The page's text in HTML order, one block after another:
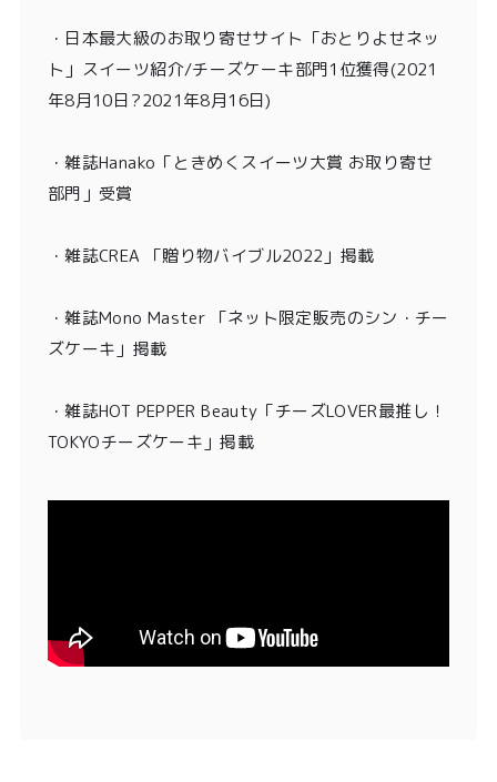
・ 日本最大級のお取り寄せサイト「おとりよせネッ
ト」スイーツ紹介/チーズケーキ部門1位獲得(2021
年8月10日?2021年8月16日)
・雑誌Hanako「ときめくスイーツ大賞 お取り寄せ
部門」受賞
・雑誌CREA 「贈り物バイブル2022」掲載
・雑誌Mono Master 「ネット限定販売のシン・チー
ズケーキ」掲載
・雑誌HOT PEPPER Beauty「チーズLOVER最推し！
TOKYOチーズケーキ」掲載